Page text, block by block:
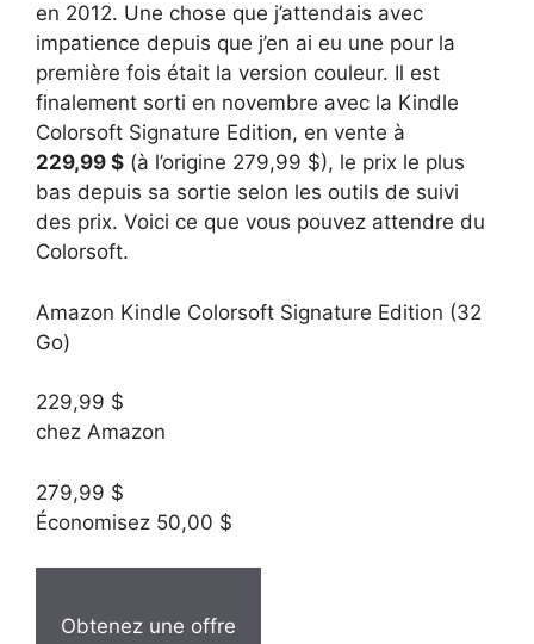
en 2012. Une chose que j’attendais avec
impatience depuis que j’en ai eu une pour la
première fois était la version couleur. Il est
finalement sorti en novembre avec la Kindle
Colorsoft Signature Edition, en vente à
229,99 $ (à l’origine 279,99 $), le prix le plus
bas depuis sa sortie selon les outils de suivi
des prix. Voici ce que vous pouvez attendre du
Colorsoft.
Amazon Kindle Colorsoft Signature Edition (32
Go)
229,99 $
chez Amazon
279,99 $
Économisez 50,00 $
Obtenez une offre